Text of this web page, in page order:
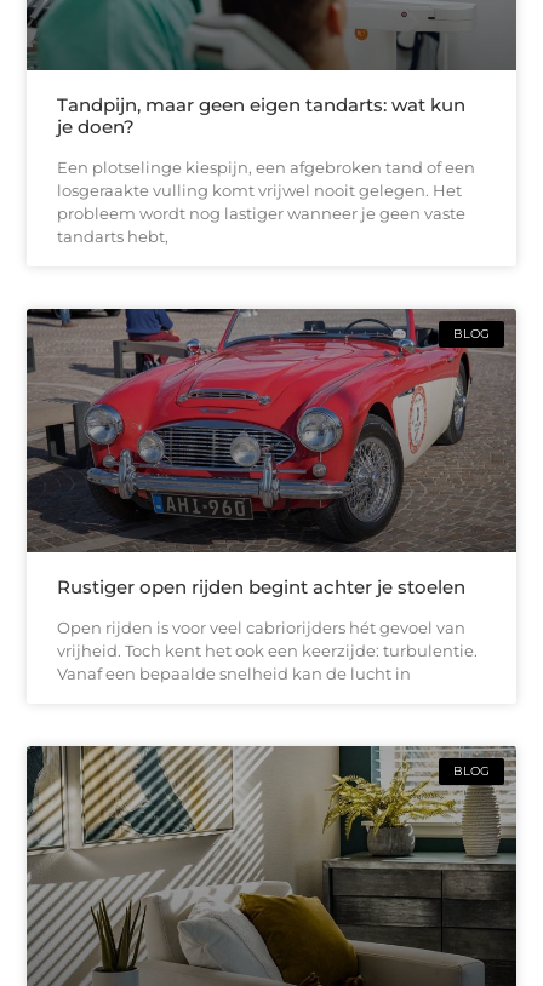
Tandpijn, maar geen eigen tandarts: wat kun
je doen?
Een plotselinge kiespijn, een afgebroken tand of een
losgeraakte vulling komt vrijwel nooit gelegen. Het
probleem wordt nog lastiger wanneer je geen vaste
tandarts hebt,
BLOG
Rustiger open rijden begint achter je stoelen
Open rijden is voor veel cabriorijders hét gevoel van
vrijheid. Toch kent het ook een keerzijde: turbulentie.
Vanaf een bepaalde snelheid kan de lucht in
BLOG